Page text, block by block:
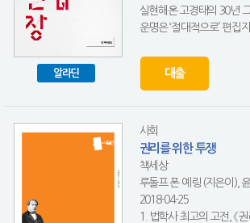
알라딘
실현해온 고경태의 30년
운명은 ‘절대적으로’ 편집
대출
사회
권리를 위한 투쟁
책세상
루돌프 폰 예링 (지은이),
2018-04-25
1. 법학사 최고의 고전, 《